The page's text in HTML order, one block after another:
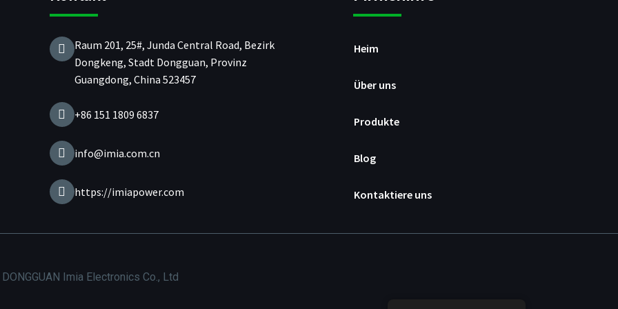
Raum 201, 25#, Junda Central Road, Bezirk
Dongkeng, Stadt Dongguan, Provinz
Guangdong, China 523457
+86 151 1809 6837
info@imia.com.cn
https://imiapower.com
Heim
Über uns
Produkte
Blog
Kontaktiere uns
Imia Electronics Co., Ltd